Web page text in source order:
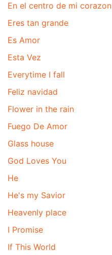
En el centro de mi corazon
Eres tan grande
Es Amor
Esta Vez
Everytime I fall
Feliz navidad
Flower in the rain
Fuego De Amor
Glass house
God Loves You
He
He's my Savior
Heavenly place
I Promise
If This World